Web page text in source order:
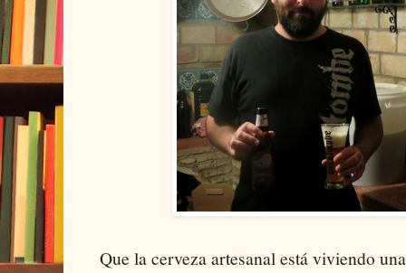
Que la cerveza artesanal está viviendo